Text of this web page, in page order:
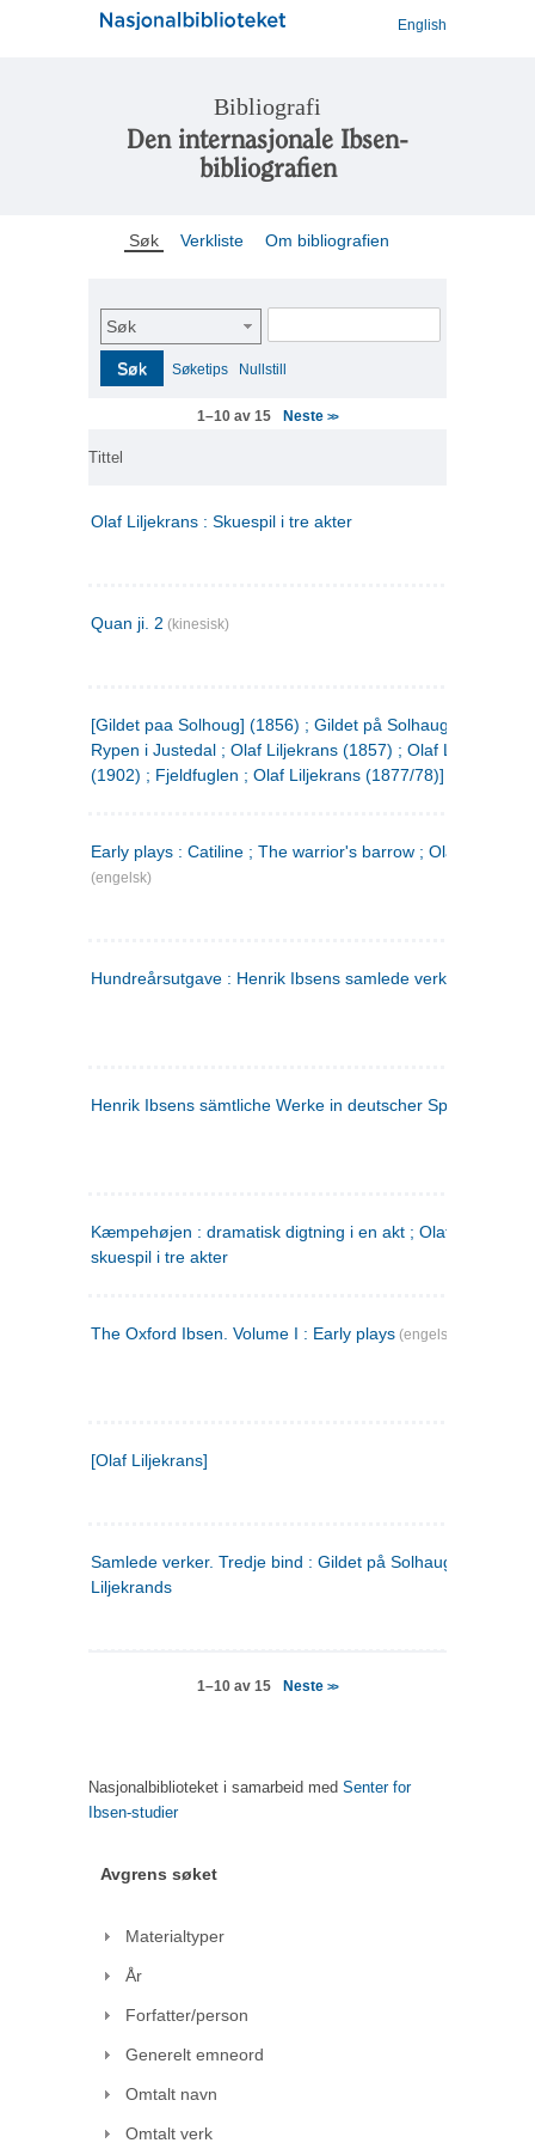
English
Bibliografi
Den internasjonale Ibsen-
bibliografien
Søk Verkliste Om bibliografien
Søk
Søk Søketips Nullstill
1–10 av 15 Neste>>
Tittel
Olaf Liljekrans : Skuespil i tre akter
Quan ji. 2 (kinesisk)
[Gildet paa Solhoug] (1856) ; Gildet på Solhaug (1883) ;
Rypen i Justedal ; Olaf Liljekrans (1857) ; Olaf Liljekrans
(1902) ; Fjeldfuglen ; Olaf Liljekrans (1877/78)]
Early plays : Catiline ; The warrior's barrow ; Olaf Liljekrans
(engelsk)
Hundreårsutgave : Henrik Ibsens samlede verker. 3
Henrik Ibsens sämtliche Werke in deutscher Sprache. 2
Kæmpehøjen : dramatisk digtning i en akt ; Olaf Liljekrans :
skuespil i tre akter
The Oxford Ibsen. Volume I : Early plays (engelsk)
[Olaf Liljekrans]
Samlede verker. Tredje bind : Gildet på Solhaug ; Olaf
Liljekrands
1–10 av 15 Neste>>
Nasjonalbiblioteket i samarbeid med Senter for
Ibsen-studier
Avgrens søket
Materialtyper
År
Forfatter/person
Generelt emneord
Omtalt navn
Omtalt verk